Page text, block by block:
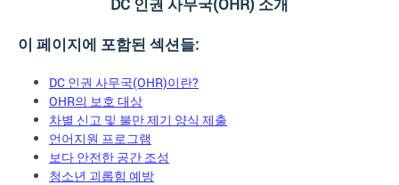
이 페이지에 포함된 섹션들:
DC 인권 사무국(OHR)이란?
OHR의 보호 대상
차별 신고 및 불만 제기 양식 제출
언어지원 프로그램
보다 안전한 공간 조성
청소년 괴롭힘 예방